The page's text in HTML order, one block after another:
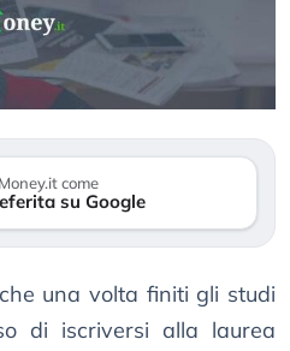
come
su Google
una volta finiti gli studi
di iscriversi alla laurea